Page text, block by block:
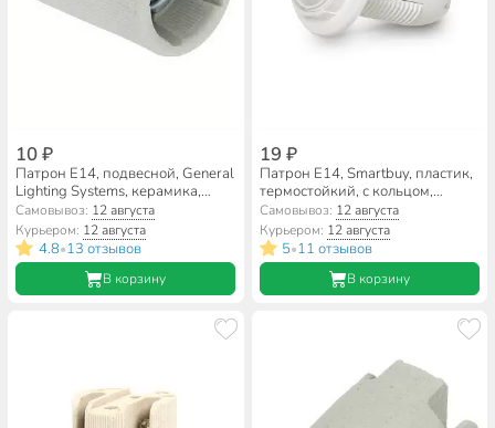
10 ₽
Патрон E14, подвесной, General
Lighting Systems, керамика,
белый, 474006
Самовывоз: 12 августа
Курьером: 12 августа
4.8•13 отзывов
В корзину
19 ₽
Патрон E14, Smartbuy, пластик,
термостойкий, с кольцом,
белый, SBE-LHP-sr-E14
Самовывоз: 12 августа
Курьером: 12 августа
5•11 отзывов
В корзину